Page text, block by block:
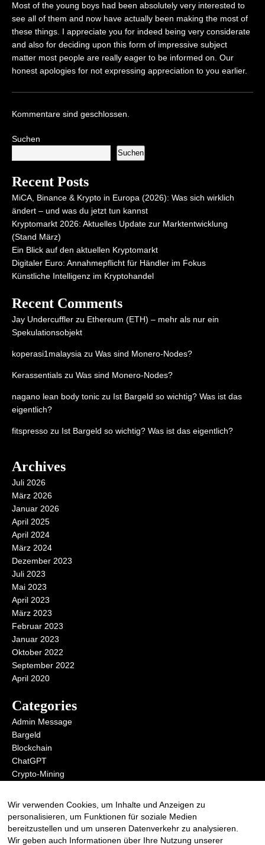
Most of the young boys had been absolutely very interested to
see all of them and now have actually been making the most of
these things. I appreciate you for indeed being very considerate
and also for deciding upon this form of impressive subject
matter most people are really eager to be informed on. Our
honest apologies for not expressing appreciation to you earlier.
Kommentare sind geschlossen.
Suchen
Suchen
Recent Posts
MiCA, Binance & Krypto in Europa (2026): Was sich wirklich
ändert – und was du jetzt tun kannst
Kryptomarkt 2026: Aktuelles Update zur Marktentwicklung
(Stand März)
Ein Blick auf den aktuellen Kryptomarkt
Digitaler Euro: Annahmepflicht für Händler im Fokus
Künstliche Intelligenz im Kryptohandel
Recent Comments
Jay Undercuffler zu Ethereum (ETH) – mehr als nur ein
Spekulationsobjekt
koperasi1malaysia zu Was sind Monero-Nodes?
Kerassentials zu Was sind Monero-Nodes?
nagano lean body tonic zu Ist Bargeld so wichtig? Was ist das
eigentlich?
fitspresso zu Ist Bargeld so wichtig? Was ist das eigentlich?
Archives
Juli 2026
März 2026
Januar 2026
April 2025
April 2024
März 2024
Dezember 2023
Juli 2023
Mai 2023
April 2023
März 2023
Februar 2023
Januar 2023
Oktober 2022
September 2022
April 2020
Categories
Admin Message
Bargeld
Blockchain
ChatGPT
Crypto-Mining
KI
Metaverse
Open AI
Wir verwenden Cookies, um Inhalte und Anzeigen zu
personalisieren, um Funktionen für soziale Medien
bereitzustellen und um unseren Datenverkehr zu analysieren.
Wir geben auch Informationen über Ihre Nutzung unserer